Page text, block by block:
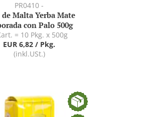
PR0410 -
de Malta Yerba Mate
con Palo 500g
= 10 Pkg. x 500g
EUR 6,82 / Pkg.
(inkl.USt.)